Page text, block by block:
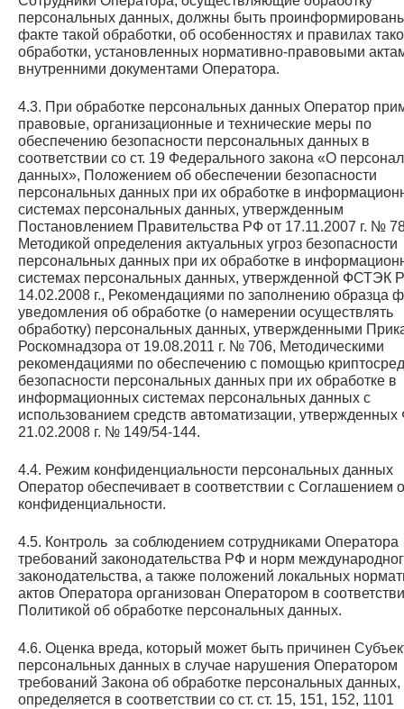
персональных данных, должны быть
факте такой обработки, об особенностях и правилах
обработки, установленных нормативно-правовыми
внутренними документами Оператора.
4.3. При обработке персональных данных Оператор
правовые, организационные и технические меры по
обеспечению безопасности персональных данных в
соответствии со ст. 19 Федерального закона «О
данных», Положением об обеспечении безопасности
персональных данных при их обработке в
системах персональных данных, утвержденным
Постановлением Правительства РФ от 17.11.2007 г. №
Методикой определения актуальных угроз безопасности
персональных данных при их обработке в
системах персональных данных, утвержденной ФСТЭК
14.02.2008 г., Рекомендациями по заполнению образца
уведомления об обработке (о намерении осуществлять
обработку) персональных данных, утвержденными
Роскомнадзора от 19.08.2011 г. № 706, Методическими
рекомендациями по обеспечению с помощью
безопасности персональных данных при их обработке в
информационных системах персональных данных с
использованием средств автоматизации,
21.02.2008 г. № 149/54-144.
4.4. Режим конфиденциальности персональных данных
Оператор обеспечивает в соответствии с Соглашением о
конфиденциальности.
4.5. Контроль за соблюдением сотрудниками Оператора
требований законодательства РФ и норм
законодательства, а также положений локальных
актов Оператора организован Оператором в
Политикой об обработке персональных данных.
4.6. Оценка вреда, который может быть причинен
персональных данных в случае нарушения Оператором
требований Закона об обработке персональных данных,
определяется в соответствии со ст. ст. 15, 151, 152, 1101